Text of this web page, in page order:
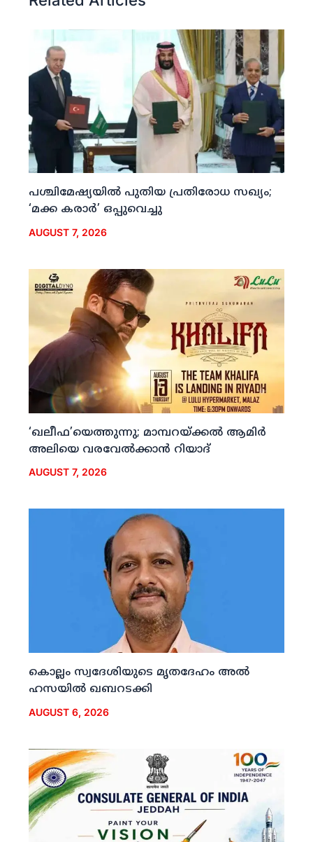
പശ്ചിമേഷ്യയില്‍ പുതിയ പ്രതിരോധ സഖ്യം;
‘മക്ക കരാര്‍’ ഒപ്പുവെച്ചു
AUGUST 7, 2026
‘ഖലീഫ’യെത്തുന്നു; മാമ്പറയ്ക്കല്‍ ആമിര്‍
അലിയെ വരവേല്‍ക്കാന്‍ റിയാദ്
AUGUST 7, 2026
കൊല്ലം സ്വദേശിയുടെ മൃതദേഹം അല്‍
ഹസയില്‍ ഖബറടക്കി
AUGUST 6, 2026